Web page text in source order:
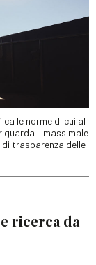
le norme di cui al
il massimale
di trasparenza delle
ricerca da